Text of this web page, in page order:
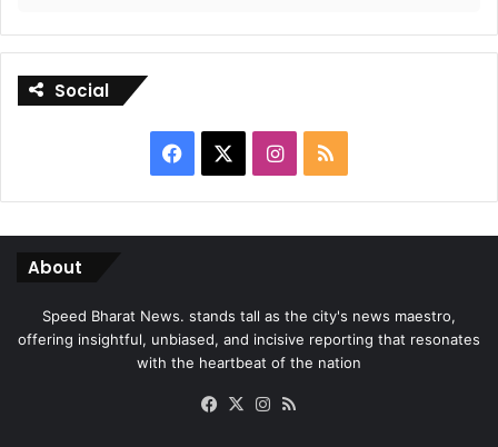
Social
Facebook Instagram
RSS
About
Speed Bharat News. stands tall as the city's news maestro,
offering insightful, unbiased, and incisive reporting that resonates
with the heartbeat of the nation
Facebook
X Instagram